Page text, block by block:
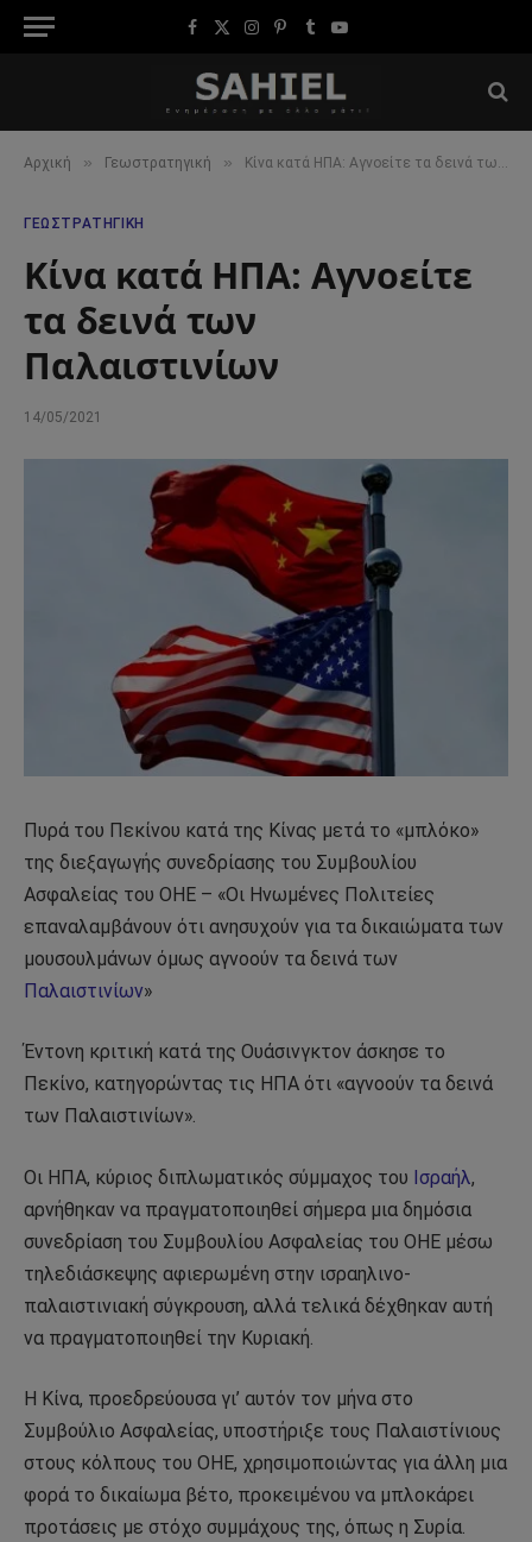
Facebook
X
Instagram
Pinterest
TumblrYouTube
Αρχική » Γεωστρατηγική » Κίνα κατά ΗΠΑ: Αγνοείτε τα δεινά των Παλαιστινίων
ΓΕΩΣΤΡΑΤΗΓΙΚΉ
Κίνα κατά ΗΠΑ: Αγνοείτε
τα δεινά των
Παλαιστινίων
14/05/2021
Πυρά του Πεκίνου κατά της Κίνας μετά το «μπλόκο»
της διεξαγωγής συνεδρίασης του Συμβουλίου
Ασφαλείας του ΟΗΕ – «Οι Ηνωμένες Πολιτείες
επαναλαμβάνουν ότι ανησυχούν για τα δικαιώματα των
μουσουλμάνων όμως αγνοούν τα δεινά των
Παλαιστινίων»
Έντονη κριτική κατά της Ουάσινγκτον άσκησε το
Πεκίνο, κατηγορώντας τις ΗΠΑ ότι «αγνοούν τα δεινά
των Παλαιστινίων».
Οι ΗΠΑ, κύριος διπλωματικός σύμμαχος του Ισραήλ,
αρνήθηκαν να πραγματοποιηθεί σήμερα μια δημόσια
συνεδρίαση του Συμβουλίου Ασφαλείας του ΟΗΕ μέσω
τηλεδιάσκεψης αφιερωμένη στην ισραηλινο-
παλαιστινιακή σύγκρουση, αλλά τελικά δέχθηκαν αυτή
να πραγματοποιηθεί την Κυριακή.
Η Κίνα, προεδρεύουσα γι’ αυτόν τον μήνα στο
Συμβούλιο Ασφαλείας, υποστήριξε τους Παλαιστίνιους
στους κόλπους του ΟΗΕ, χρησιμοποιώντας για άλλη μια
φορά το δικαίωμα βέτο, προκειμένου να μπλοκάρει
προτάσεις με στόχο συμμάχους της, όπως η Συρία.